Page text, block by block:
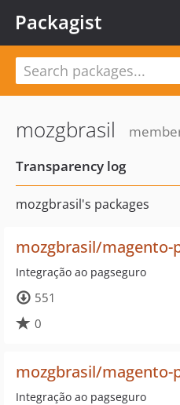
Packagist
mozgbrasil
Transparency log
mozgbrasil's packages
mozgbrasil/magento-
Integração ao pagseguro
551
0
mozgbrasil/magento-
Integração ao pagseguro